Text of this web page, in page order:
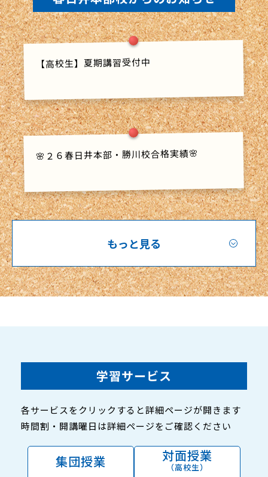
【高校生】夏期講習受付中
🌸２６春日井本部・勝川校合格実績🌸
もっと見る
学習サービス
各サービスをクリックすると詳細ページが開きます
時間割・開講曜日は詳細ページをご確認ください
集団授業 対面授業
（高校生）